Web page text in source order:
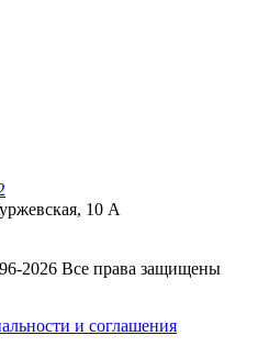
10 А
Все права защищены
и соглашения